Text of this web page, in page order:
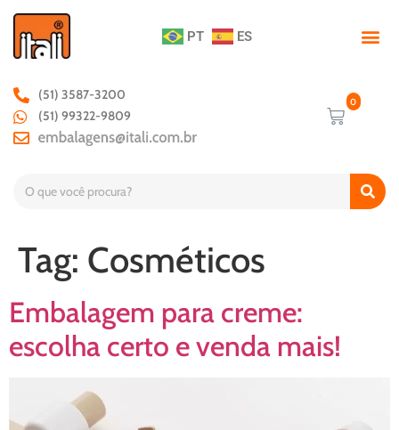
PT ES
(51) 3587-3200
(51) 99322-9809
Tag: Cosméticos
Embalagem para creme:
escolha certo e venda mais!